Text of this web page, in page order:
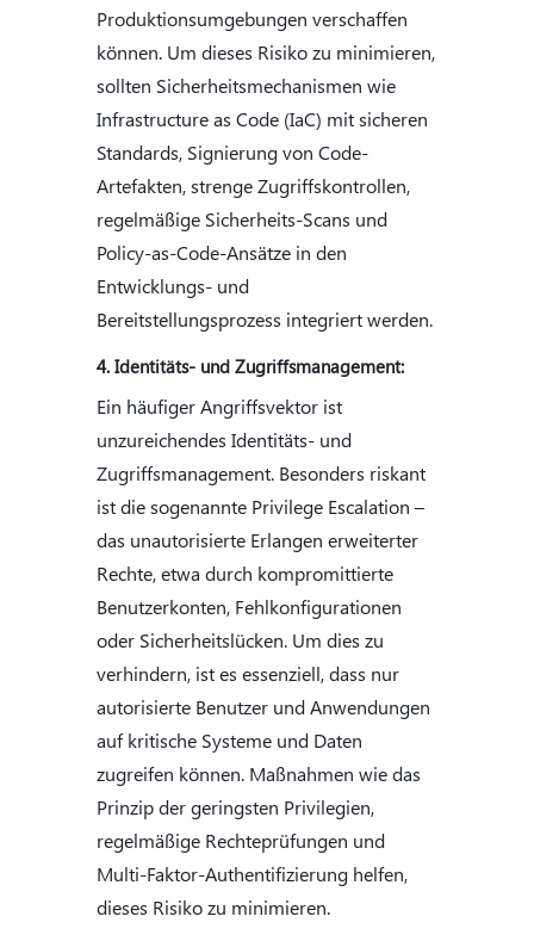
Produktionsumgebungen verschaffen
können. Um dieses Risiko zu minimieren,
sollten Sicherheitsmechanismen wie
Infrastructure as Code (IaC) mit sicheren
Standards, Signierung von Code-
Artefakten, strenge Zugriffskontrollen,
regelmäßige Sicherheits-Scans und
Policy-as-Code-Ansätze in den
Entwicklungs- und
Bereitstellungsprozess integriert werden.
4. Identitäts- und Zugriffsmanagement:
Ein häufiger Angriffsvektor ist
unzureichendes Identitäts- und
Zugriffsmanagement. Besonders riskant
ist die sogenannte Privilege Escalation –
das unautorisierte Erlangen erweiterter
Rechte, etwa durch kompromittierte
Benutzerkonten, Fehlkonfigurationen
oder Sicherheitslücken. Um dies zu
verhindern, ist es essenziell, dass nur
autorisierte Benutzer und Anwendungen
auf kritische Systeme und Daten
zugreifen können. Maßnahmen wie das
Prinzip der geringsten Privilegien,
regelmäßige Rechteprüfungen und
Multi-Faktor-Authentifizierung helfen,
dieses Risiko zu minimieren.